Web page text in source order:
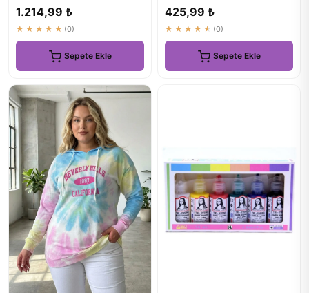
1.214,99 ₺
★★★★★ (0)
Sepete Ekle
425,99 ₺
★★★★★ (0)
Sepete Ekle